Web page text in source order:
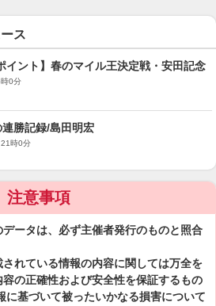
ス
イント】春のマイル王決定戦・安田記念
0分
勝記録/島田明宏
時0分
注意事項
ータは、必ず主催者発行のものと照合
れている情報の内容に関しては万全を
の正確性および安全性を保証するもの
に基づいて被ったいかなる損害について